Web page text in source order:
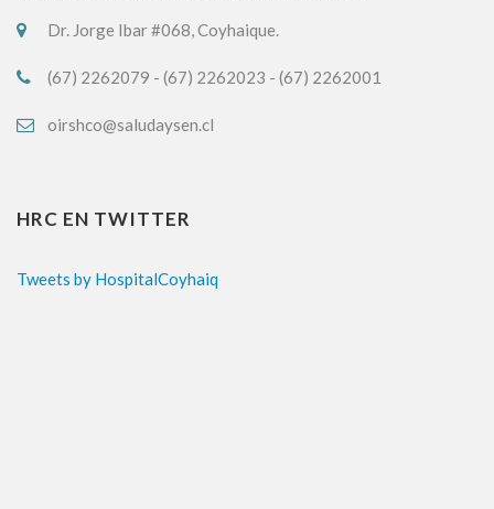
Dr. Jorge Ibar #068, Coyhaique.
(67) 2262079 - (67) 2262023 - (67) 2262001
oirshco@saludaysen.cl
HRC EN TWITTER
Tweets by HospitalCoyhaiq